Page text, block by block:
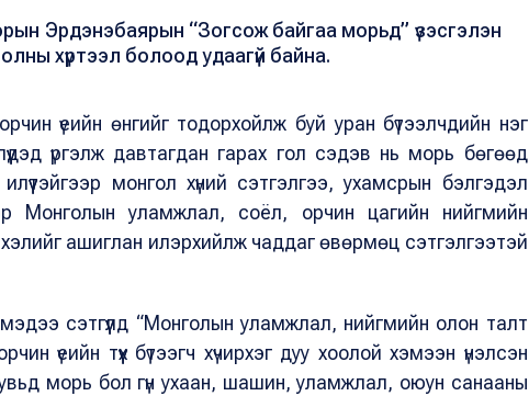
Эрдэнэбаярын “Зогсож байгаа морьд” үзэсгэлэн
хүртээл болоод удаагүй байна.
үеийн өнгийг тодорхойлж буй уран бүтээлчдийн нэг
үргэлж давтагдан гарах гол сэдэв нь морь бөгөөд
монгол хүний сэтгэлгээ, ухамсрын бэлгэдэл
Монголын уламжлал, соёл, орчин цагийн нийгмийн
ашиглан илэрхийлж чаддаг өвөрмөц сэтгэлгээтэй
сэтгүүлд “Монголын уламжлал, нийгмийн олон талт
үеийн түүх бүтээгч хүчирхэг дуу хоолой хэмээн үнэлсэн
морь бол гүн ухаан, шашин, уламжлал, оюун санааны